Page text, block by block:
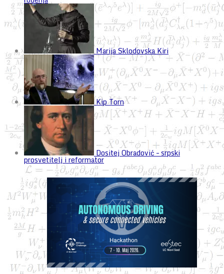
Marija Sklodovska Kiri
Kip Torn
Dositej Obradović – srpski
prosvetitelj i reformator